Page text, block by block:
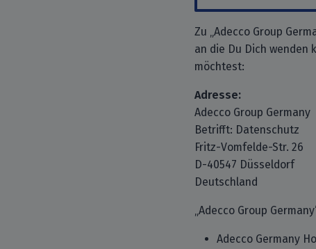
Zu „Adecco Group
an die Du Dich wenden
möchtest:
Adresse:
Adecco Group Germany
Betrifft: Datenschutz
Fritz-Vomfelde-Str. 26
D-40547 Düsseldorf
Deutschland
„Adecco Group
Adecco Germany